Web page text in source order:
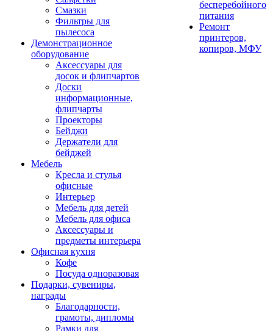
Смазки
Фильтры для
пылесоса
Демонстрационное
оборудование
Аксессуары для
досок и флипчартов
Доски
информационные,
флипчарты
Проекторы
Бейджи
Держатели для
бейджей
Мебель
Кресла и стулья
офисные
Интерьер
Мебель для детей
Мебель для офиса
Аксессуары и
предметы интерьера
Офисная кухня
Кофе
Посуда одноразовая
Подарки, сувениры,
награды
Благодарности,
грамоты, дипломы
Рамки для
бесперебойного
питания
Ремонт
принтеров,
копиров, МФУ